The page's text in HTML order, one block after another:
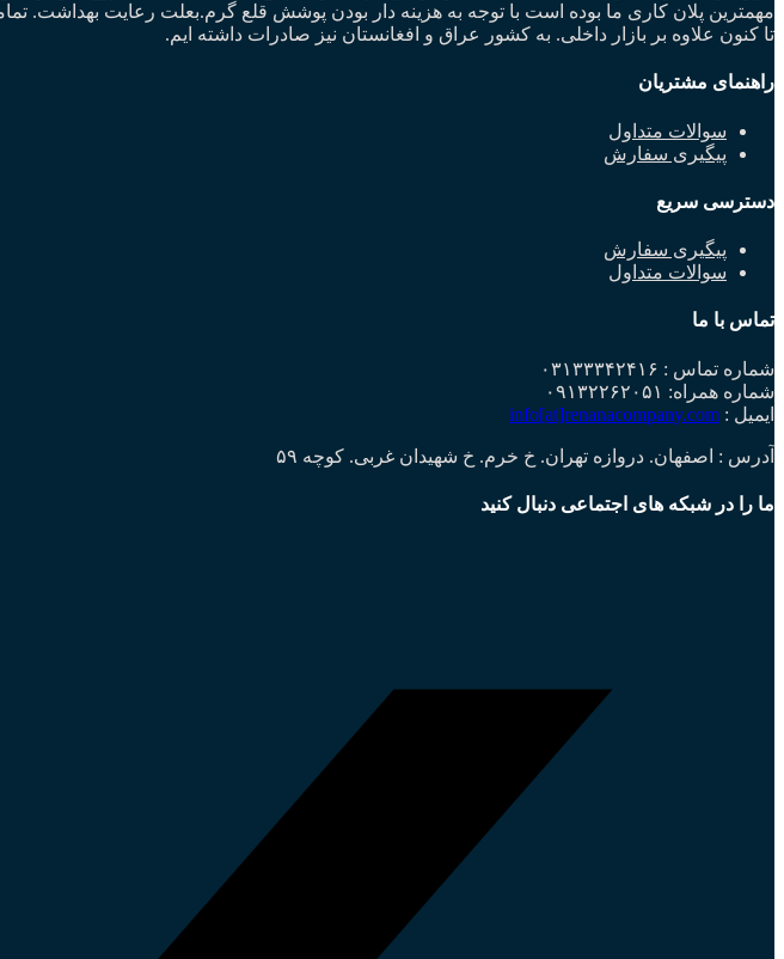
مهمترین پلان کاری ما بوده است با توجه به هزینه دار بودن پوشش قلع گرم.بعلت رعایت
تا کنون علاوه بر بازار داخلی. به کشور عراق و افغانستان نیز صادرات داشته ایم.
راهنمای مشتریان
سوالات متداول
پیگیری سفارش
دسترسی سریع
پیگیری سفارش
سوالات متداول
تماس با ما
شماره تماس : ۰۳۱۳۳۳۴۲۴۱۶
شماره همراه: ۰۹۱۳۲۲۶۲۰۵۱
ایمیل : info[at]renanacompany.com
آدرس : اصفهان. دروازه تهران. خ خرم. خ شهیدان غربی. کوچه ۵۹
ما را در شبکه های اجتماعی دنبال کنید